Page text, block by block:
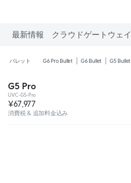
最新情報 クラウドゲートウェイ
バレット G6 Pro Bullet G6 Bullet G5 Bullet
G5 Pro
UVC-G5-Pro
¥67,977
消費税 & 追加料金込み